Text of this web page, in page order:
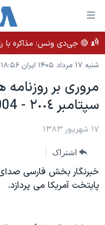
لینکهای
قابل
دسترسی
جهش
محتوای
اصلی
جهش
به
اصلی
جهش
به
خانه
نسخه سبک وب‌سایت
موضوع ها
ایران
آمریکا
گزیده‌ها
برنامه های تلویزیونی
جدول برنامه ها
عملیات خشم حماسی
پخش رادیویی
🔴 جی‌دی ونس: مذاکره با رژیم ایران
شنبه ۱۷ مرداد ۱۴۰۵ ایران ۱۸:۵۶
سپتامبر ٢٠٠٤ - 2004-09-07
۱۷ شهریور ۱۳۸۳
اشتراک
خبرنگار بخش فارسی صدای
پايتخت آمريکا می پردازد.